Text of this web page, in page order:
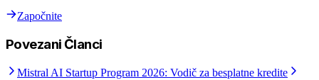
Započnite
Povezani Članci
Mistral AI Startup Program 2026: Vodič za besplatne kredite